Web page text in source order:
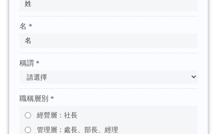
名 *
稱謂 *
職稱層別 *
經營層：社長
管理層：處長、部長、經理